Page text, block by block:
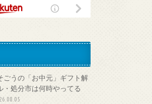
ごうの「お中元」ギフト解
・処分市は何時やってる